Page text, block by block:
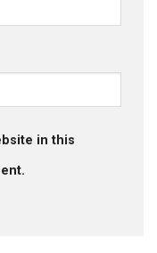
in this